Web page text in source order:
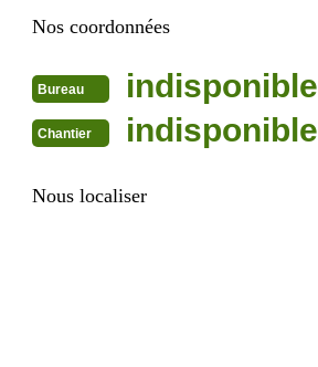
Nos coordonnées
Bureau indisponible
Chantier indisponible
Nous localiser